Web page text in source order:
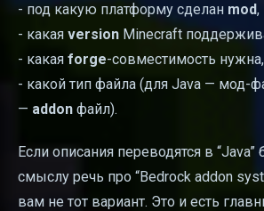
- под какую платформу сделан mod,
- какая version Minecraft
- какая forge-совместимость нужна,
- какой тип файла (для Java — мод-
— addon файл).
Если описания переводятся в “Java”
смыслу речь про “Bedrock addon
вам не тот вариант. Это и есть